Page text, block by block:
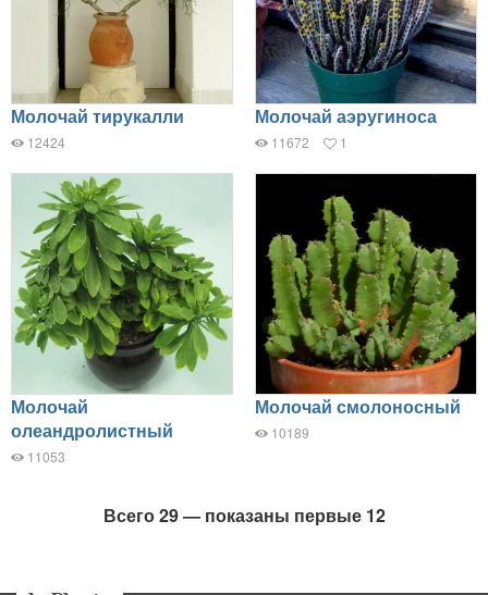
Молочай тирукалли
12424
Молочай аэругиноса
11672 1
Молочай
олеандролистный
11053
Молочай смолоносный
10189
Всего 29 — показаны первые 12